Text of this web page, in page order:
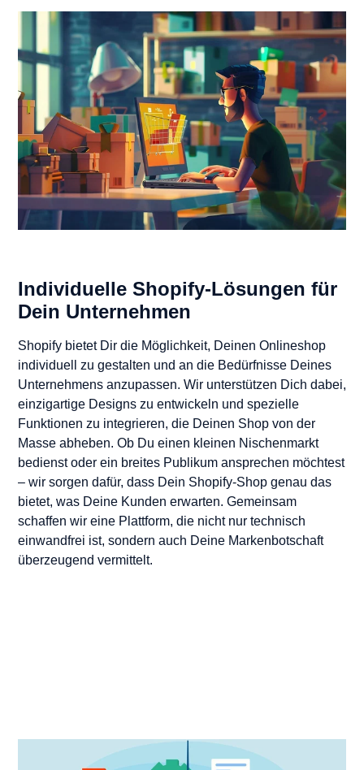
Individuelle Shopify-Lösungen für
Dein Unternehmen
Shopify bietet Dir die Möglichkeit, Deinen Onlineshop
individuell zu gestalten und an die Bedürfnisse Deines
Unternehmens anzupassen. Wir unterstützen Dich dabei,
einzigartige Designs zu entwickeln und spezielle
Funktionen zu integrieren, die Deinen Shop von der
Masse abheben. Ob Du einen kleinen Nischenmarkt
bedienst oder ein breites Publikum ansprechen möchtest
– wir sorgen dafür, dass Dein Shopify-Shop genau das
bietet, was Deine Kunden erwarten. Gemeinsam
schaffen wir eine Plattform, die nicht nur technisch
einwandfrei ist, sondern auch Deine Markenbotschaft
überzeugend vermittelt.